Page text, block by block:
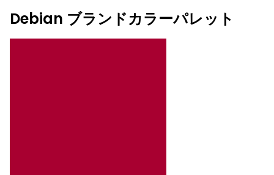
Debian ブランドカラーパレット